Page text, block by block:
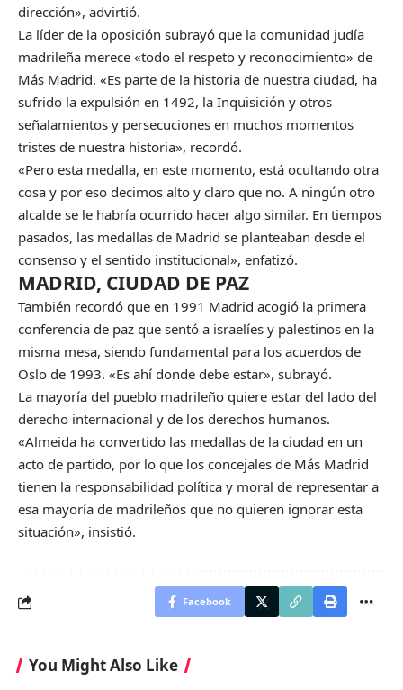
dirección», advirtió.
La líder de la oposición subrayó que la comunidad judía
madrileña merece «todo el respeto y reconocimiento» de
Más Madrid. «Es parte de la historia de nuestra ciudad, ha
sufrido la expulsión en 1492, la Inquisición y otros
señalamientos y persecuciones en muchos momentos
tristes de nuestra historia», recordó.
«Pero esta medalla, en este momento, está ocultando otra
cosa y por eso decimos alto y claro que no. A ningún otro
alcalde se le habría ocurrido hacer algo similar. En tiempos
pasados, las medallas de Madrid se planteaban desde el
consenso y el sentido institucional», enfatizó.
MADRID, CIUDAD DE PAZ
También recordó que en 1991 Madrid acogió la primera
conferencia de paz que sentó a israelíes y palestinos en la
misma mesa, siendo fundamental para los acuerdos de
Oslo de 1993. «Es ahí donde debe estar», subrayó.
La mayoría del pueblo madrileño quiere estar del lado del
derecho internacional y de los derechos humanos.
«Almeida ha convertido las medallas de la ciudad en un
acto de partido, por lo que los concejales de Más Madrid
tienen la responsabilidad política y moral de representar a
esa mayoría de madrileños que no quieren ignorar esta
situación», insistió.
Facebook
You Might Also Like